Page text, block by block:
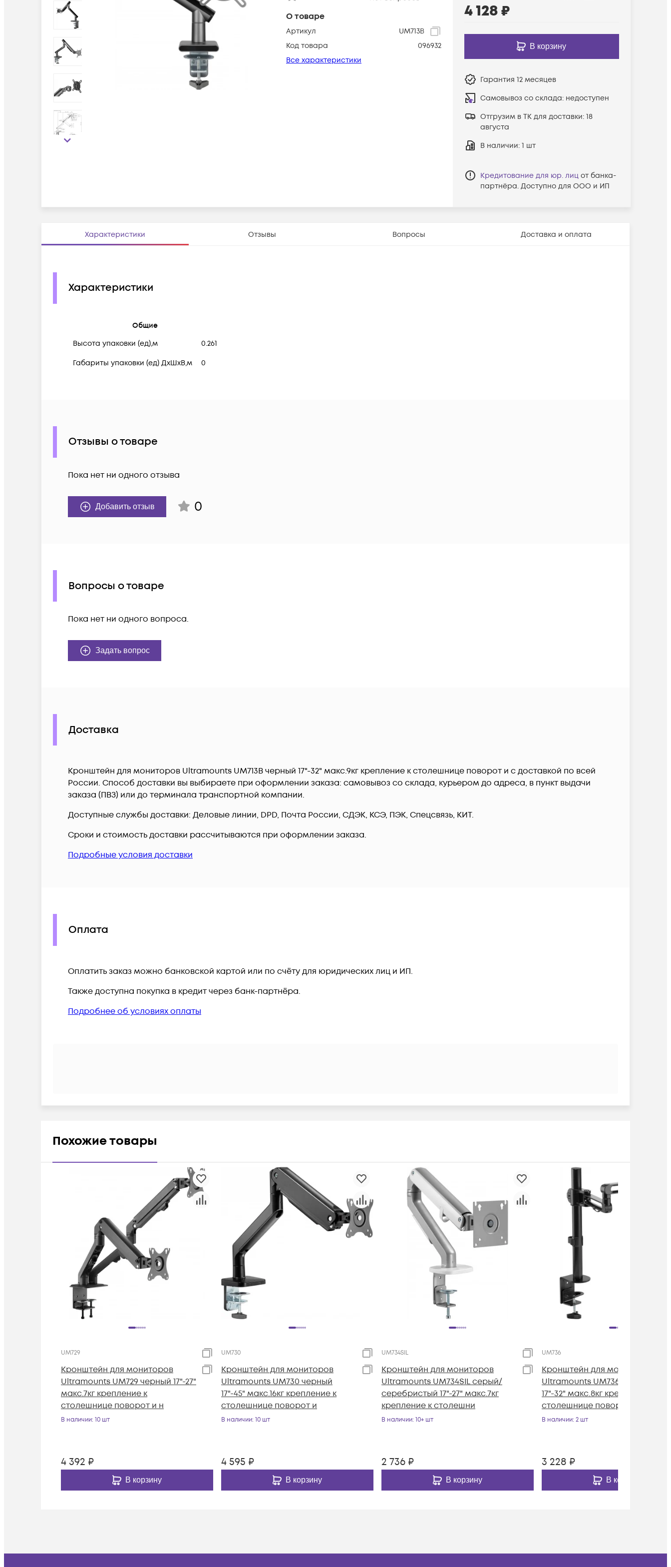
О товаре
Артикул
UM713B
Код товара
096932
Все характеристики
4 128₽
В корзину
Гарантия 12 месяцев
Самовывоз со склада: недоступен
Отгрузим в ТК для доставки: 18
августа
В наличии: 1 шт
Кредитование для юр. лиц от банка-
партнёра. Доступно для ООО и ИП
Характеристики Отзывы Вопросы Доставка и оплата
Характеристики
Общие
Высота упаковки (ед),м
0.261
Габариты упаковки (ед) ДхШхВ,м 0
Отзывы о товаре
Пока нет ни одного отзыва
Добавить отзыв 0
Вопросы о товаре
Пока нет ни одного вопроса.
Задать вопрос
Доставка
Кронштейн для мониторов Ultramounts UM713B черный 17"-32" макс.9кг крепление к столешнице поворот и c доставкой по всей
России. Способ доставки вы выбираете при оформлении заказа: самовывоз со склада, курьером до адреса, в пункт выдачи
заказа (ПВЗ) или до терминала транспортной компании.
Доступные службы доставки: Деловые линии, DPD, Почта России, СДЭК, КСЭ, ПЭК, Спецсвязь, КИТ.
Сроки и стоимость доставки рассчитываются при оформлении заказа.
Подробные условия доставки
Оплата
Оплатить заказ можно банковской картой или по счёту для юридических лиц и ИП.
Также доступна покупка в кредит через банк-партнёра.
Подробнее об условиях оплаты
Похожие товары
UM729
Кронштейн для мониторов
Ultramounts UM729 черный 17"-27"
макс.7кг крепление к
столешнице поворот и н
В наличии: 10 шт
4 392 ₽
В корзину
UM730
Кронштейн для мониторов
Ultramounts UM730 черный
17"-45" макс.16кг крепление к
столешнице поворот и
В наличии: 10 шт
4 595 ₽
В корзину
UM734SIL
Кронштейн для мониторов
Ultramounts UM734SIL серый/
серебристый 17"-27" макс.7кг
крепление к столешни
В наличии: 10+ шт
2 736 ₽
В корзину
UM736
Кронштейн для мониторов
Ultramounts UM736 черный
17"-32" макс.8кг крепление к
столешнице поворот и н
В наличии: 2 шт
3 228 ₽
В корзину